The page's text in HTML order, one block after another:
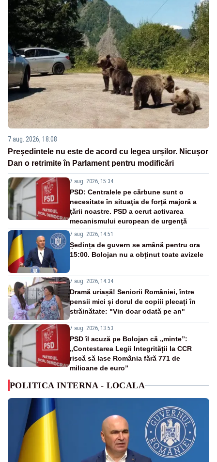
7 aug. 2026, 18:08
Președintele nu este de acord cu legea urșilor. Nicușor
Dan o retrimite în Parlament pentru modificări
7 aug. 2026, 15:34
PSD: Centralele pe cărbune sunt o
necesitate în situaţia de forţă majoră a
ţării noastre. PSD a cerut activarea
mecanismului european de urgenţă
7 aug. 2026, 14:51
Ședința de guvern se amână pentru ora
15:00. Bolojan nu a obținut toate avizele
7 aug. 2026, 14:34
Dramă uriașă! Seniorii României, între
pensii mici și dorul de copiii plecați în
străinătate: "Vin doar odată pe an"
7 aug. 2026, 13:53
PSD îl acuză pe Bolojan că „minte”:
„Contestarea Legii Integrității la CCR
riscă să lase România fără 771 de
milioane de euro”
POLITICA INTERNA - LOCALA